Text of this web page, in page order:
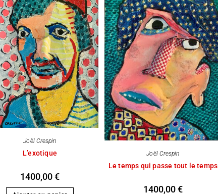
Joël Crespin
L’exotique
1400,00€
Joël Crespin
Le temps qui passe tout le temps
1400,00€